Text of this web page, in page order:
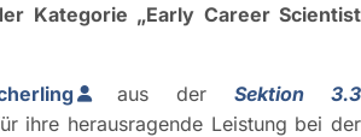
Kategorie „Early Career Scientist
aus derSektion 3.3
ihre herausragende Leistung bei der